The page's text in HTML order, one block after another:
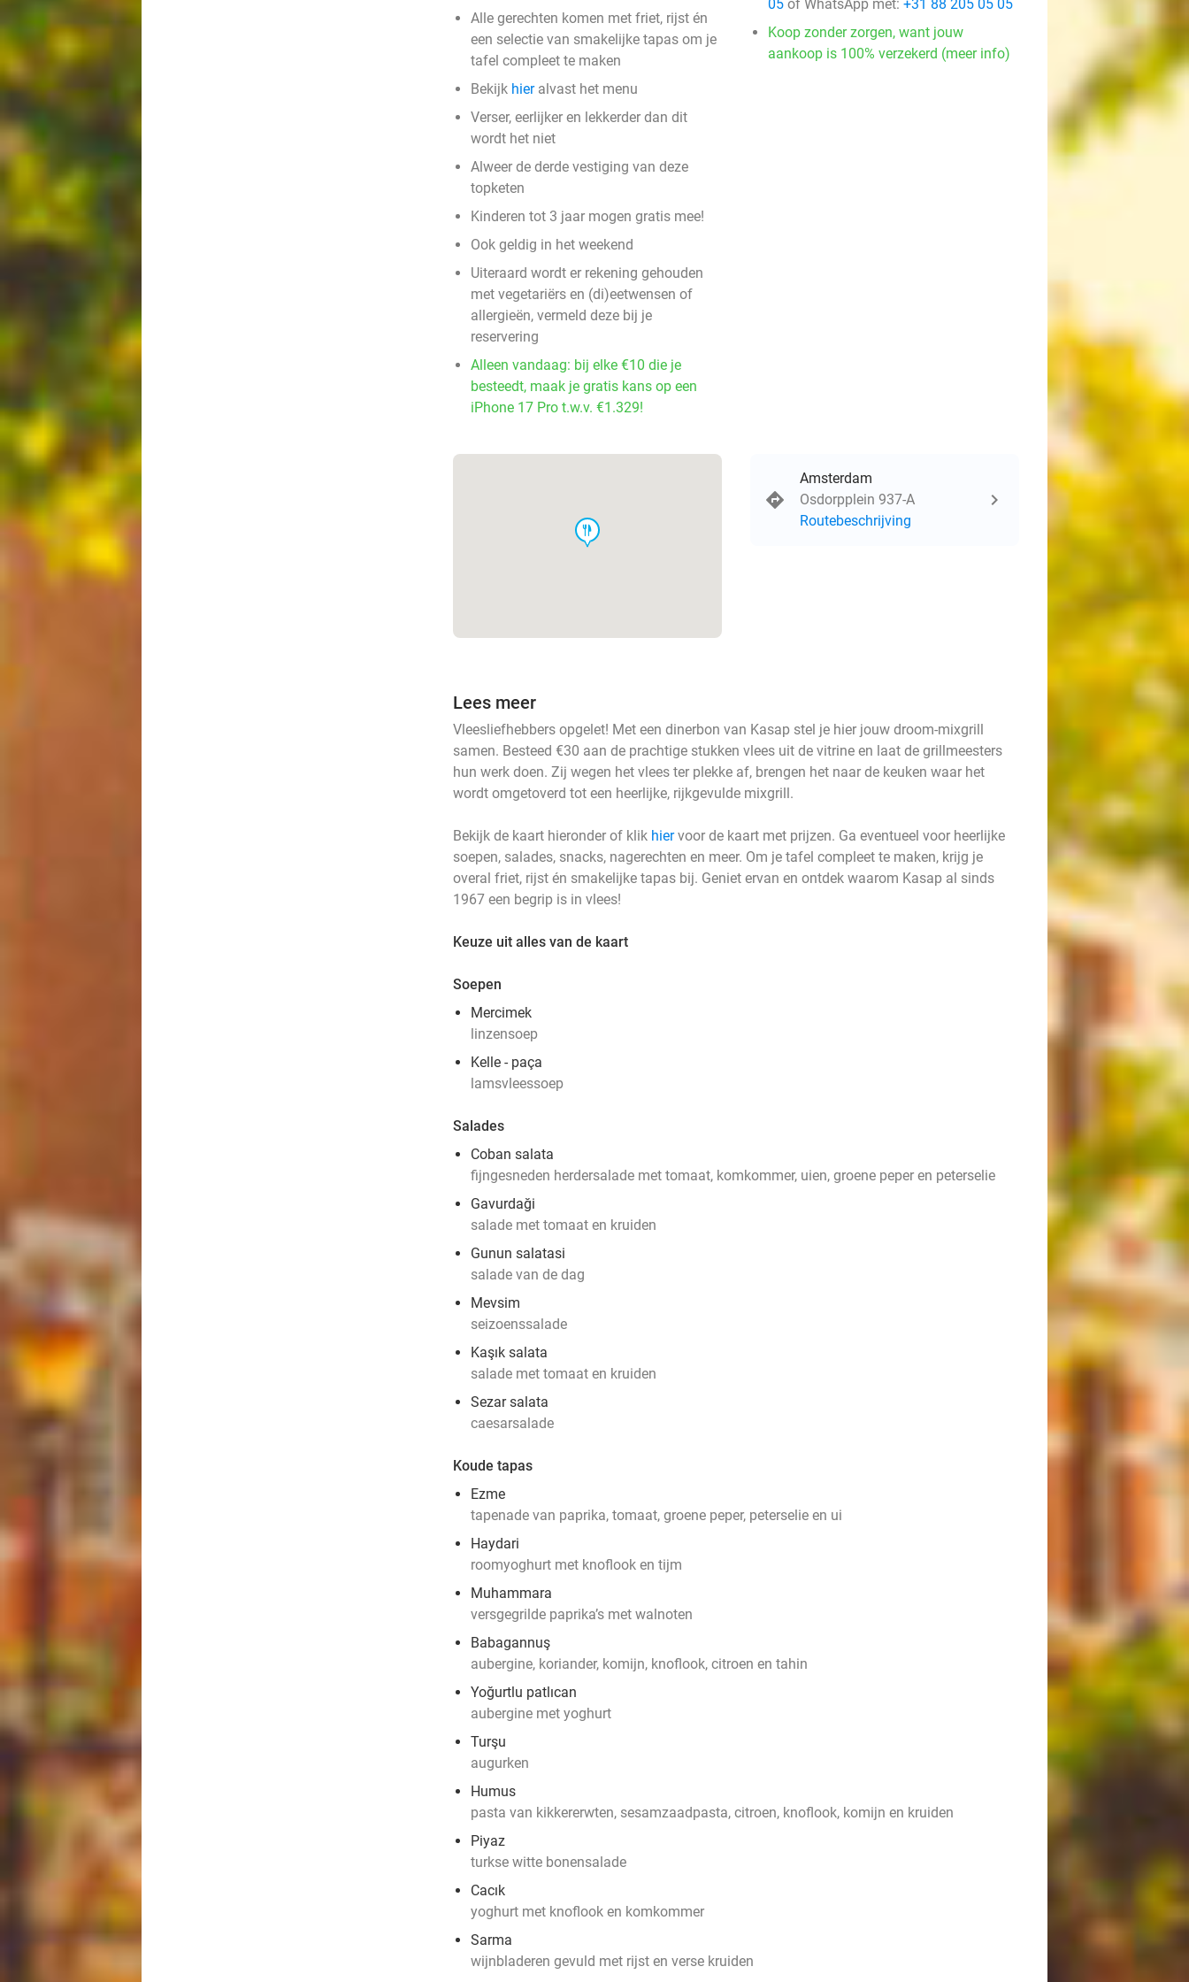
Alle gerechten komen met friet, rijst én
een selectie van smakelijke tapas om je
tafel compleet te maken
Bekijk hieralvast het menu
Verser, eerlijker en lekkerder dan dit
wordt het niet
Alweer de derde vestiging van deze
topketen
Kinderen tot 3 jaar mogen gratis mee!
Ook geldig in het weekend
Uiteraard wordt er rekening gehouden
met vegetariërs en (di)eetwensen of
allergieën, vermeld deze bij je
reservering
Alleen vandaag: bij elke €10 die je
besteedt, maak je gratis kans op een
iPhone 17 Pro t.w.v. €1.329!
05 of WhatsApp met: +31 88 205 05 05
Koop zonder zorgen, want jouw
aankoop is 100% verzekerd (meer info)
food
Amsterdam
Osdorpplein 937-A
Routebeschrijving
Lees meer
Vleesliefhebbers opgelet! Met een dinerbon van Kasap stel je hier jouw droom-mixgrill
samen. Besteed €30 aan de prachtige stukken vlees uit de vitrine en laat de grillmeesters
hun werk doen. Zij wegen het vlees ter plekke af, brengen het naar de keuken waar het
wordt omgetoverd tot een heerlijke, rijkgevulde mixgrill.
Bekijk de kaart hieronder of klik hiervoor de kaart met prijzen. Ga eventueel voor heerlijke
soepen, salades, snacks, nagerechten en meer. Om je tafel compleet te maken, krijg je
overal friet, rijst én smakelijke tapas bij. Geniet ervan en ontdek waarom Kasap al sinds
1967 een begrip is in vlees!
Keuze uit alles van de kaart
Soepen
Mercimek
linzensoep
Kelle - paça
lamsvleessoep
Salades
Coban salata
fijngesneden herdersalade met tomaat, komkommer, uien, groene peper en peterselie
Gavurdaği
salade met tomaat en kruiden
Gunun salatasi
salade van de dag
Mevsim
seizoenssalade
Kaşık salata
salade met tomaat en kruiden
Sezar salata
caesarsalade
Koude tapas
Ezme
tapenade van paprika, tomaat, groene peper, peterselie en ui
Haydari
roomyoghurt met knoflook en tijm
Muhammara
versgegrilde paprika’s met walnoten
Babagannuş
aubergine, koriander, komijn, knoflook, citroen en tahin
Yoğurtlu patlıcan
aubergine met yoghurt
Turşu
augurken
Humus
pasta van kikkererwten, sesamzaadpasta, citroen, knoflook, komijn en kruiden
Piyaz
turkse witte bonensalade
Cacık
yoghurt met knoflook en komkommer
Sarma
wijnbladeren gevuld met rijst en verse kruiden